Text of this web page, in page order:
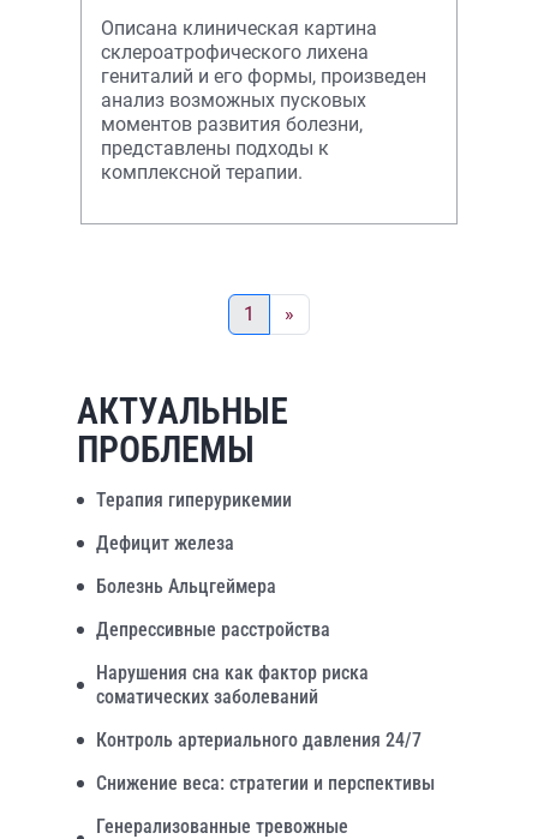
Описана клиническая картина
склероатрофического лихена
гениталий и его формы, произведен
анализ возможных пусковых
моментов развития болезни,
представлены подходы к
комплексной терапии.
1 »
АКТУАЛЬНЫЕ
ПРОБЛЕМЫ
Терапия гиперурикемии
Дефицит железа
Болезнь Альцгеймера
Депрессивные расстройства
Нарушения сна как фактор риска
соматических заболеваний
Контроль артериального давления 24/7
Снижение веса: стратегии и перспективы
Генерализованные тревожные